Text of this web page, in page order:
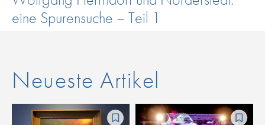
eine Spurensuche – Teil 1
Neueste Artikel